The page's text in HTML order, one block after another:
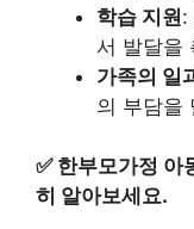
학습 지원:
서 발달을
가족의 일
의 부담을
✅ 한부모가정 아
히 알아보세요.